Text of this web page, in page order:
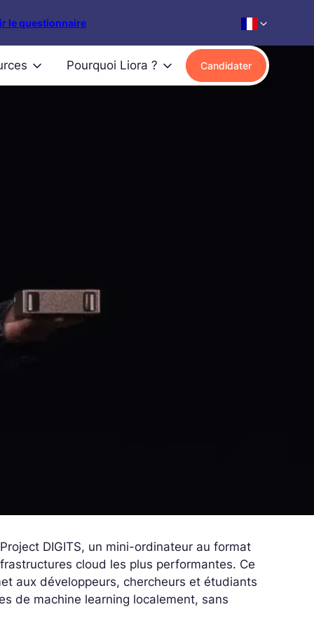
le questionnaire
Pourquoi Liora ? Candidater
DIGITS, un mini-ordinateur au format
cloud les plus performantes. Ce
aux développeurs, chercheurs et étudiants
de machine learning localement, sans